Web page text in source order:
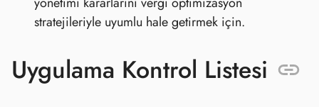
stratejileriyle uyumlu hale getirmek için.
Uygulama Kontrol Listesi